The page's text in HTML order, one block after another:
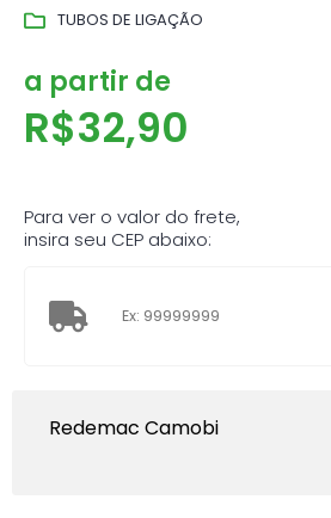
TUBOS DE LIGAÇÃO
a partir de
R$32,90
Para ver o valor do frete,
insira seu CEP abaixo:
Redemac Camobi